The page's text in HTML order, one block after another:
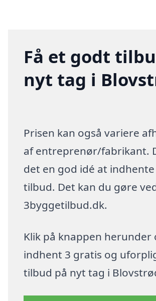
Få et godt
nyt tag i
Prisen kan også variere
af entreprenør/fabrikant.
det en god idé at
tilbud. Det kan du gøre
3byggetilbud.dk.
Klik på knappen herunder
indhent 3 gratis og
tilbud på nyt tag i